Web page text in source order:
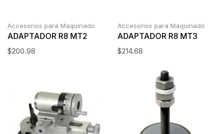
Accesorios para Maquinado
ADAPTADOR R8 MT2
$200.98
Accesorios para Maquinado
ADAPTADOR R8 MT3
$214.68